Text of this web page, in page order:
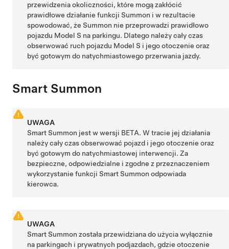
przewidzenia okoliczności, które mogą zakłócić
prawidłowe działanie funkcjiSummon i w rezultacie
spowodować, żeSummon nie przeprowadzi prawidłowo
pojazdu Model S na parkingu. Dlatego należy cały czas
obserwować ruch pojazdu Model S i jego otoczenie oraz
być gotowym do natychmiastowego przerwania jazdy.
Smart Summon
UWAGA
Smart Summon jest w wersji BETA. W tracie jej działania
należy cały czas obserwować pojazd i jego otoczenie oraz
być gotowym do natychmiastowej interwencji. Za
bezpieczne, odpowiedzialne i zgodne z przeznaczeniem
wykorzystanie funkcjiSmart Summon odpowiada
kierowca.
UWAGA
Smart Summon została przewidziana do użycia wyłącznie
na parkingach i prywatnych podjazdach, gdzie otoczenie